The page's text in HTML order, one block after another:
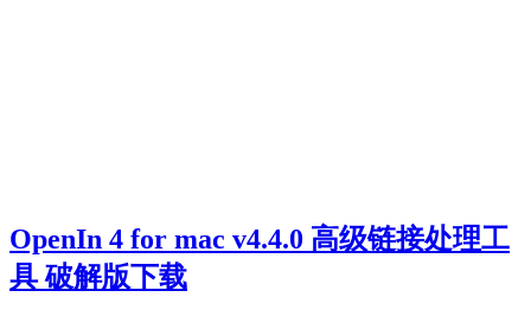
OpenIn 4 for mac v4.4.0 高级链接处理工
具 破解版下载